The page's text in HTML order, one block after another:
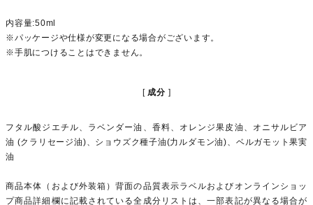
内容量:50ml
※パッケージや仕様が変更になる場合がございます。
※手肌につけることはできません。
成分
フタル酸ジエチル、ラベンダー油、香料、オレンジ果皮油、オニサルビア
油 (クラリセージ油)、ショウズク種子油(力ルダモン油)、ベルガモット果実
油
商品本体（および外装箱）背面の品質表示ラベルおよびオンラインショッ
プ商品詳細欄に記載されている全成分リストは、一部表記が異なる場合が